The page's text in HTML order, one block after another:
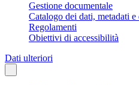
Gestione documentale
Catalogo dei dati, metadati e
Regolamenti
Obiettivi di accessibilità
Dati ulteriori